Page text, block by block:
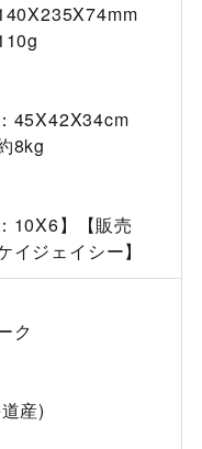
45X42X34cm
8kg
10X6】【販売
イジェイシー】
ク
産)